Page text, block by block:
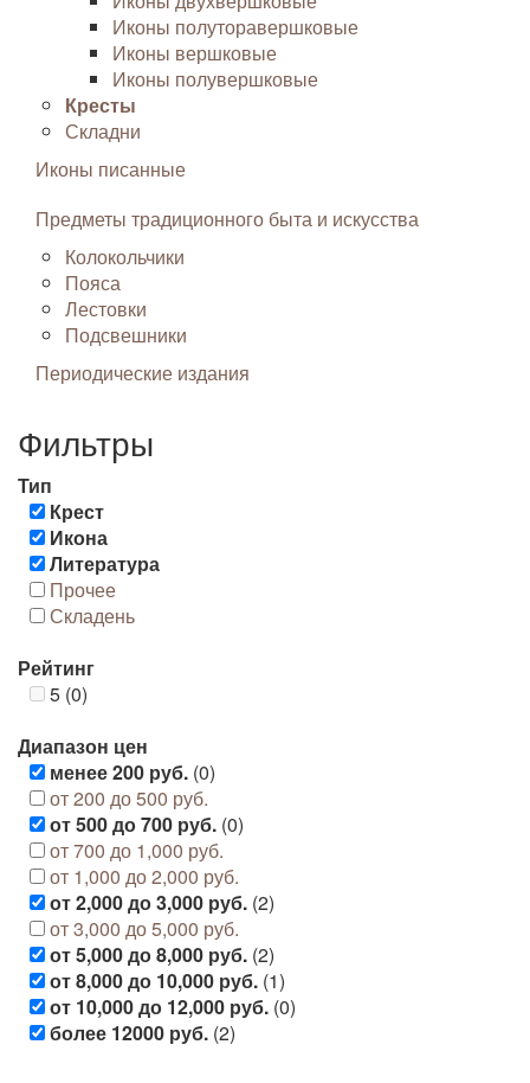
Иконы полуторавершковые
Иконы вершковые
Иконы полувершковые
Кресты
Складни
Иконы писанные
Предметы традиционного быта и искусства
Колокольчики
Пояса
Лестовки
Подсвешники
Периодические издания
Фильтры
Тип
Крест
Икона
Литература
Прочее
Складень
Рейтинг
5 (0)
Диапазон цен
менее 200 руб. (0)
от 200 до 500 руб.
от 500 до 700 руб. (0)
от 700 до 1,000 руб.
от 1,000 до 2,000 руб.
от 2,000 до 3,000 руб. (2)
от 3,000 до 5,000 руб.
от 5,000 до 8,000 руб. (2)
от 8,000 до 10,000 руб. (1)
от 10,000 до 12,000 руб. (0)
более 12000 руб. (2)